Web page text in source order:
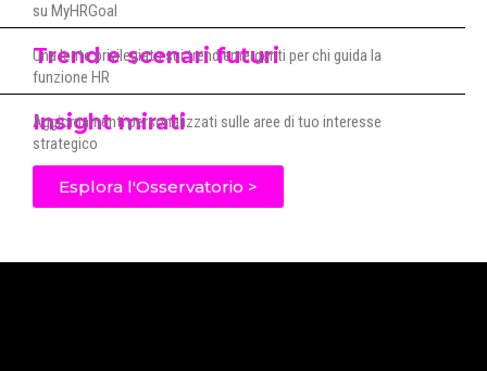
su MyHRGoal
Trend e scenari futuri
Una lente privilegiata sui trend emergenti per chi guida la
funzione HR
Insight mirati
Aggiornamenti personalizzati sulle aree di tuo interesse
strategico
Esplora l'Osservatorio >